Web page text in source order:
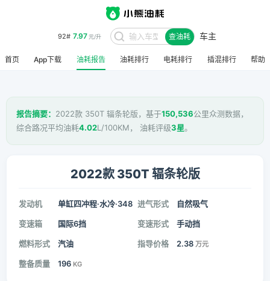
92# 7.97元/升 查油耗 车主
首页 App下载 油耗报告 油耗排行 电耗排行 插混排行 帮助
报告摘要： 2022款 350T 辐条轮版，基于150,536公里众测数据，
综合路况平均油耗4.02L/100KM， 油耗评级3星。
2022款 350T 辐条轮版
发动机 单缸四冲程·水冷·348 进气形式 自然吸气
变速箱 国际6挡 变速形式 手动挡
燃料形式 汽油 指导价格 2.38 万元
整备质量 196 KG